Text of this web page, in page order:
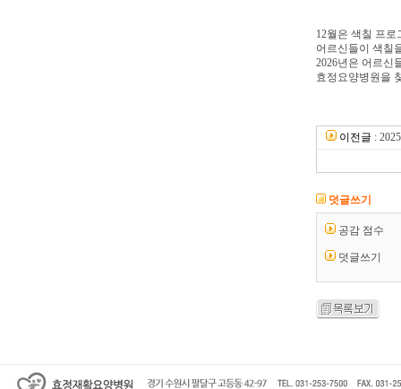
12월은 색칠 프
어르신들이 색칠
2026년은 어르신
효정요양병원을
이전글 :
덧글쓰기
공감 점수
덧글쓰기